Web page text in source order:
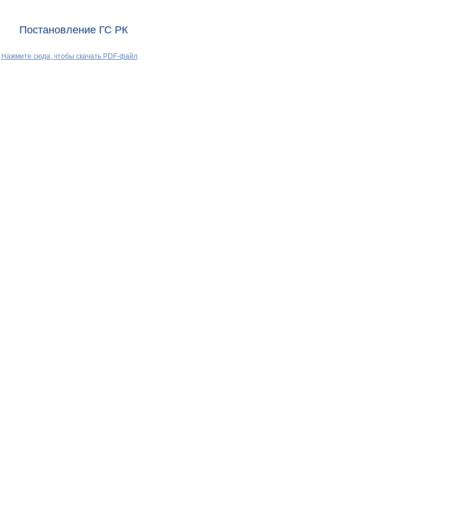
Постановление ГС РК
Нажмите сюда, чтобы скачать PDF-файл